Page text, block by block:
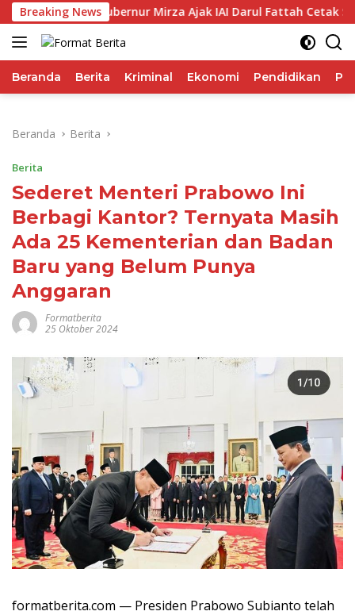
Langsung
ke
konten
Breaking News
Gubernur Mirza Ajak IAI Darul Fattah Cetak SDM
Beranda Berita Kriminal Ekonomi Pendidikan
Beranda Berita
Berita
Sederet Menteri Prabowo Ini
Berbagi Kantor? Ternyata Masih
Ada 25 Kementerian dan Badan
Baru yang Belum Punya
Anggaran
Formatberita
25 Oktober 2024
formatberita.com — Presiden Prabowo Subianto telah